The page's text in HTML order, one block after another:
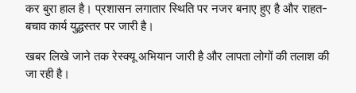
कर बुरा हाल है। प्रशासन लगातार स्थिति पर नजर बनाए हुए है और राहत-
बचाव कार्य युद्धस्तर पर जारी है।
खबर लिखे जाने तक रेस्क्यू अभियान जारी है और लापता लोगों की तलाश की
जा रही है।